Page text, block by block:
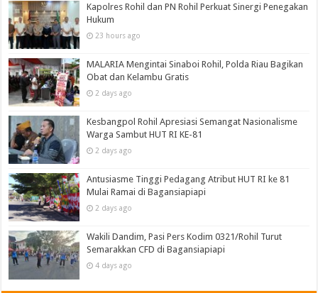
Kapolres Rohil dan PN Rohil Perkuat Sinergi Penegakan
Hukum
23 hours ago
MALARIA Mengintai Sinaboi Rohil, Polda Riau Bagikan
Obat dan Kelambu Gratis
2 days ago
Kesbangpol Rohil Apresiasi Semangat Nasionalisme
Warga Sambut HUT RI KE-81
2 days ago
Antusiasme Tinggi Pedagang Atribut HUT RI ke 81
Mulai Ramai di Bagansiapiapi
2 days ago
Wakili Dandim, Pasi Pers Kodim 0321/Rohil Turut
Semarakkan CFD di Bagansiapiapi
4 days ago